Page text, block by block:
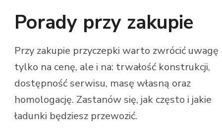
Porady przy zakupie
Przy zakupie przyczepki warto zwrócić uwagę
tylko na cenę, ale i na: trwałość konstrukcji,
dostępność serwisu, masę własną oraz
homologację. Zastanów się, jak często i jakie
ładunki będziesz przewozić.